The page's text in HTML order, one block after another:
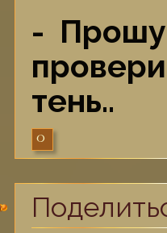
-
тень..
0